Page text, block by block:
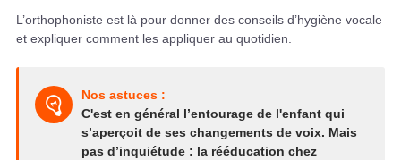
L’orthophoniste est là pour donner des conseils d’hygiène vocale
et expliquer comment les appliquer au quotidien.
Nos astuces :
C'est en général l’entourage de l'enfant qui
s’aperçoit de ses changements de voix. Mais
pas d’inquiétude : la rééducation chez